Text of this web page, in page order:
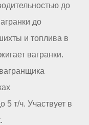
до
до
и топлива в
вагранки.
5 т/ч. Участвует в